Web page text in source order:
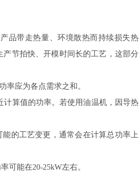
品带走热量、环境散热而持续损失热
节拍快、开模时间长的工艺，这部分
应为各点需求之和。
算值的功率。若使用油温机，因导热
的工艺变更，通常会在计算总功率上
可能在20-25kW左右。